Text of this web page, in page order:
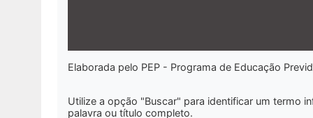
Elaborada pelo PEP - Programa de Educação
Utilize a opção "Buscar" para identificar um termo
palavra ou título completo.